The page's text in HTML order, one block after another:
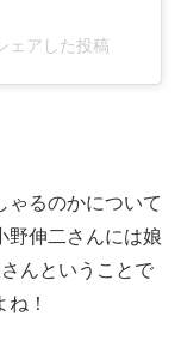
ェアした投稿
ゃるのかについて
野伸二さんには娘
んということで
！